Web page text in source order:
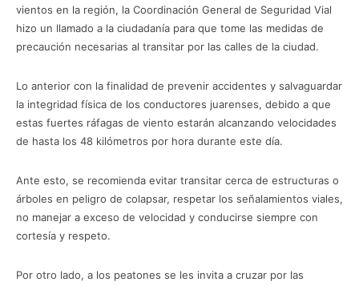
vientos en la región, la Coordinación General de Seguridad Vial
hizo un llamado a la ciudadanía para que tome las medidas de
precaución necesarias al transitar por las calles de la ciudad.
Lo anterior con la finalidad de prevenir accidentes y salvaguardar
la integridad física de los conductores juarenses, debido a que
estas fuertes ráfagas de viento estarán alcanzando velocidades
de hasta los 48 kilómetros por hora durante este día.
Ante esto, se recomienda evitar transitar cerca de estructuras o
árboles en peligro de colapsar, respetar los señalamientos viales,
no manejar a exceso de velocidad y conducirse siempre con
cortesía y respeto.
Por otro lado, a los peatones se les invita a cruzar por las